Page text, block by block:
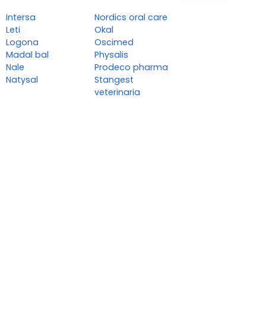
Intersa
Leti
Logona
Madal bal
Nale
Natysal
Nordics oral care
Okal
Oscimed
Physalis
Prodeco pharma
Stangest
veterinaria